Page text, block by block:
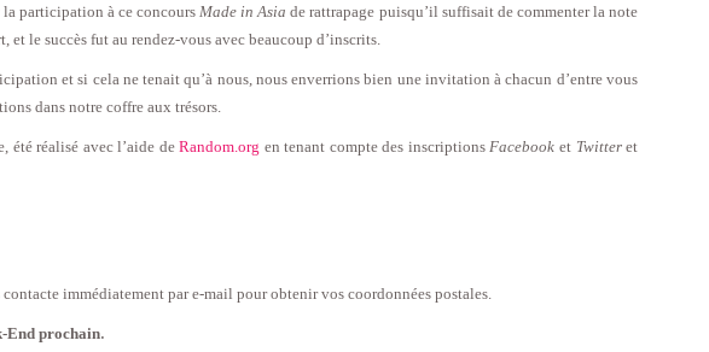
la participation à ce concours Made in Asia de rattrapage puisqu’il suffisait de commenter la note
le succès fut au rendez-vous avec beaucoup d’inscrits.
et si cela ne tenait qu’à nous, nous enverrions bien une invitation à chacun d’entre vous
dans notre coffre aux trésors.
été réalisé avec l’aide deRandom.org en tenant compte des inscriptions Facebook et Twitteret
immédiatement par e-mail pour obtenir vos coordonnées postales.
End prochain.